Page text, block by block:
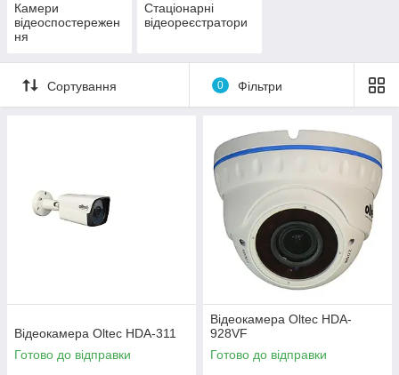
Камери
відеоспостережен
ня
Стаціонарні
відеореєстратори
Сортування 0 Фільтри
Відеокамера Oltec HDA-311
Готово до відправки
Відеокамера Oltec HDA-
928VF
Готово до відправки